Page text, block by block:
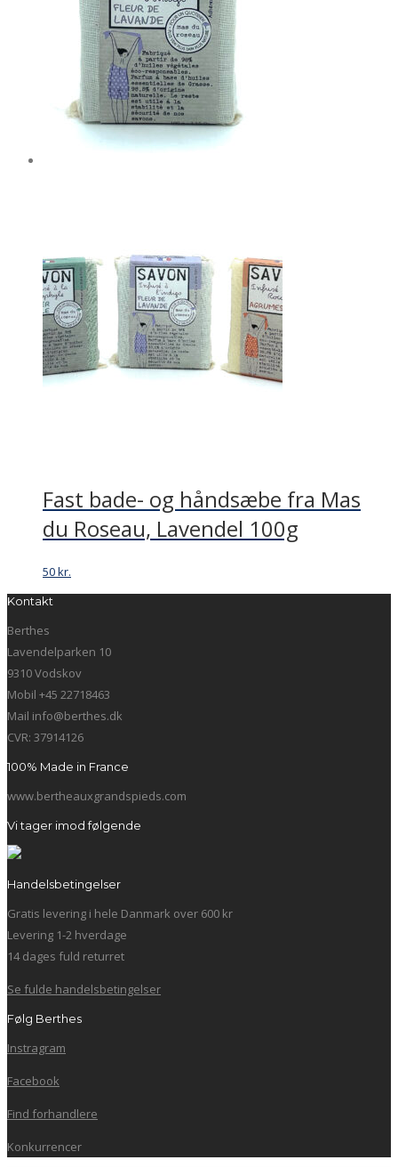
Fast bade- og håndsæbe fra Mas
du Roseau, Lavendel 100g
50kr.
Kontakt
Berthes
Lavendelparken 10
9310 Vodskov
Mobil +45 22718463
Mail info@berthes.dk
CVR: 37914126
100% Made in France
www.bertheauxgrandspieds.com
Vi tager imod følgende
Handelsbetingelser
Gratis levering i hele Danmark over 600 kr
Levering 1-2 hverdage
14 dages fuld returret
Se fulde handelsbetingelser
Følg Berthes
Instragram
Facebook
Find forhandlere
Konkurrencer